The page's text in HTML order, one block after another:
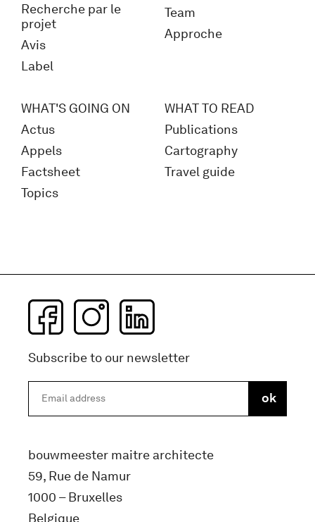
Recherche par le
projet
Avis
Label
Team
Approche
WHAT'S GOING ON
Actus
Appels
Factsheet
Topics
WHAT TO READ
Publications
Cartography
Travel guide
Subscribe to our newsletter
bouwmeester maitre architecte
59, Rue de Namur
1000 – Bruxelles
Belgique